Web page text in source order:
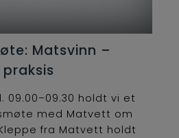
Matsvinn –
09.00–09.30 holdt vi et
med Matvett om
fra Matvett holdt